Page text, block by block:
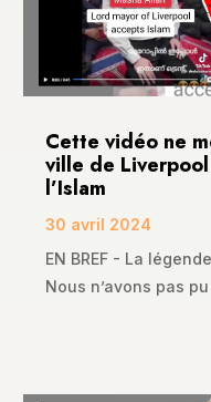
Cette vidéo ne
ville de
l’Islam
30 avril 2024
EN BREF - La
Nous n’avons pas